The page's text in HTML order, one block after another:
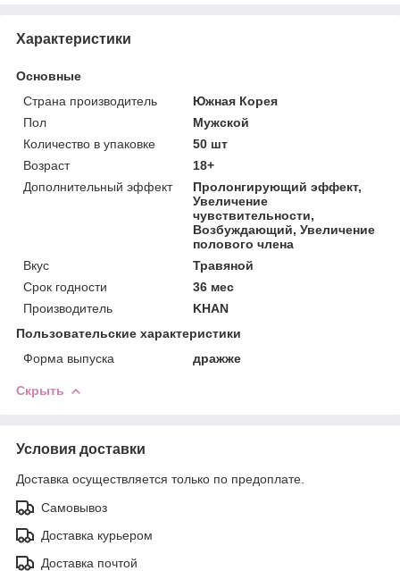
Характеристики
Основные
Страна производитель
Южная Корея
Пол
Мужской
Количество в упаковке
50 шт
Возраст
18+
Дополнительный эффект
Пролонгирующий эффект,
Увеличение
чувствительности,
Возбуждающий, Увеличение
полового члена
Вкус
Травяной
Срок годности
36 мес
Производитель
KHAN
Пользовательские характеристики
Форма выпуска
дражже
Скрыть
Условия доставки
Доставка осуществляется только по предоплате.
Самовывоз
Доставка курьером
Доставка почтой